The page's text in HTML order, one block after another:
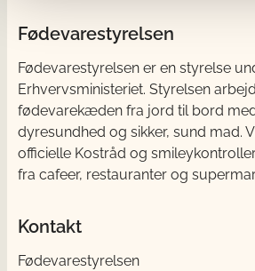
Fødevarestyrelsen
Fødevarestyrelsen er en styrelse
Erhvervsministeriet. Styrelsen
fødevarekæden fra jord til bord
dyresundhed og sikker, sund mad.
officielle Kostråd og
fra cafeer, restauranter og
Kontakt
Fødevarestyrelsen